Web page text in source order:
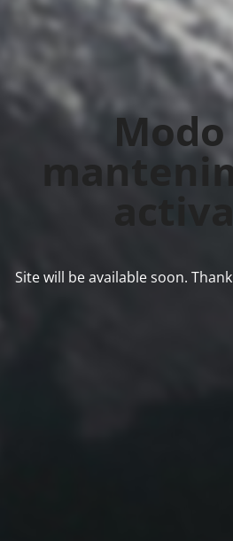
Site will be available soon.